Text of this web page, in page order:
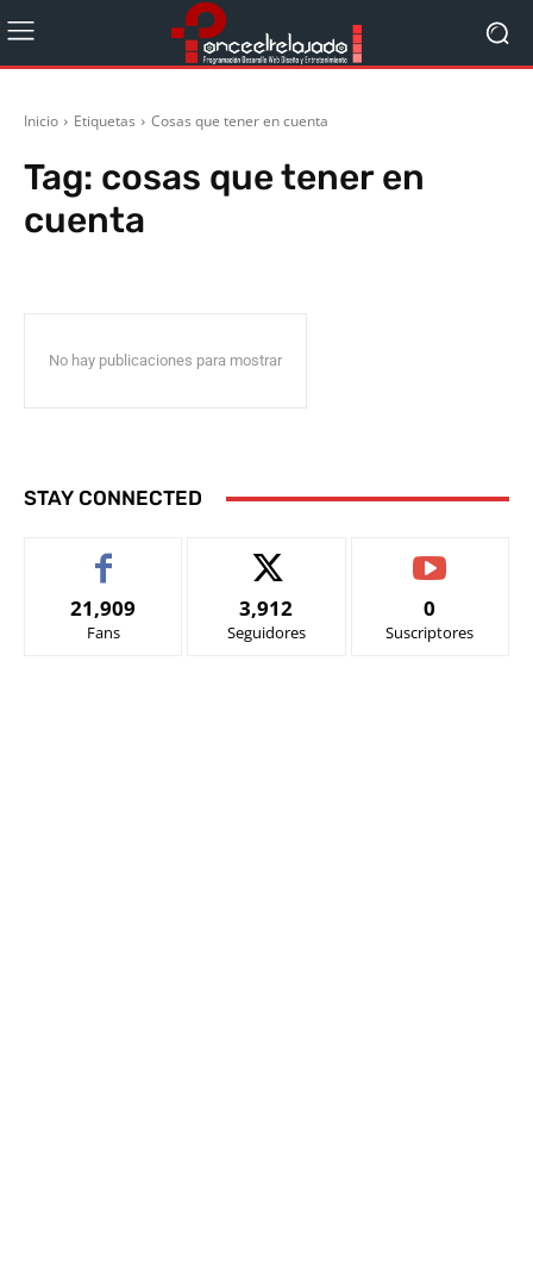
Inicio Etiquetas Cosas que tener en cuenta
Tag: cosas que tener en
cuenta
No hay publicaciones para mostrar
STAY CONNECTED
21,909
Fans
3,912
Seguidores
0
Suscriptores